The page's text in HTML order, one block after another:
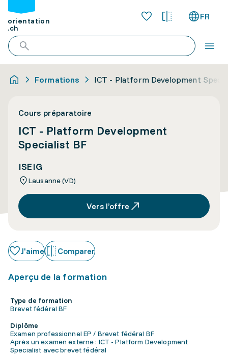
orientation
.ch
FR
Formations ICT - Platform Development
Cours préparatoire
ICT - Platform Development
Specialist BF
ISEIG
Lausanne (VD)
Vers l’offre
J'aime Comparer
Aperçu de la formation
Type de formation
Brevet fédéral BF
Diplôme
Examen professionnel EP / Brevet fédéral BF
Après un examen externe : ICT - Platform Development
Specialist avec brevet fédéral